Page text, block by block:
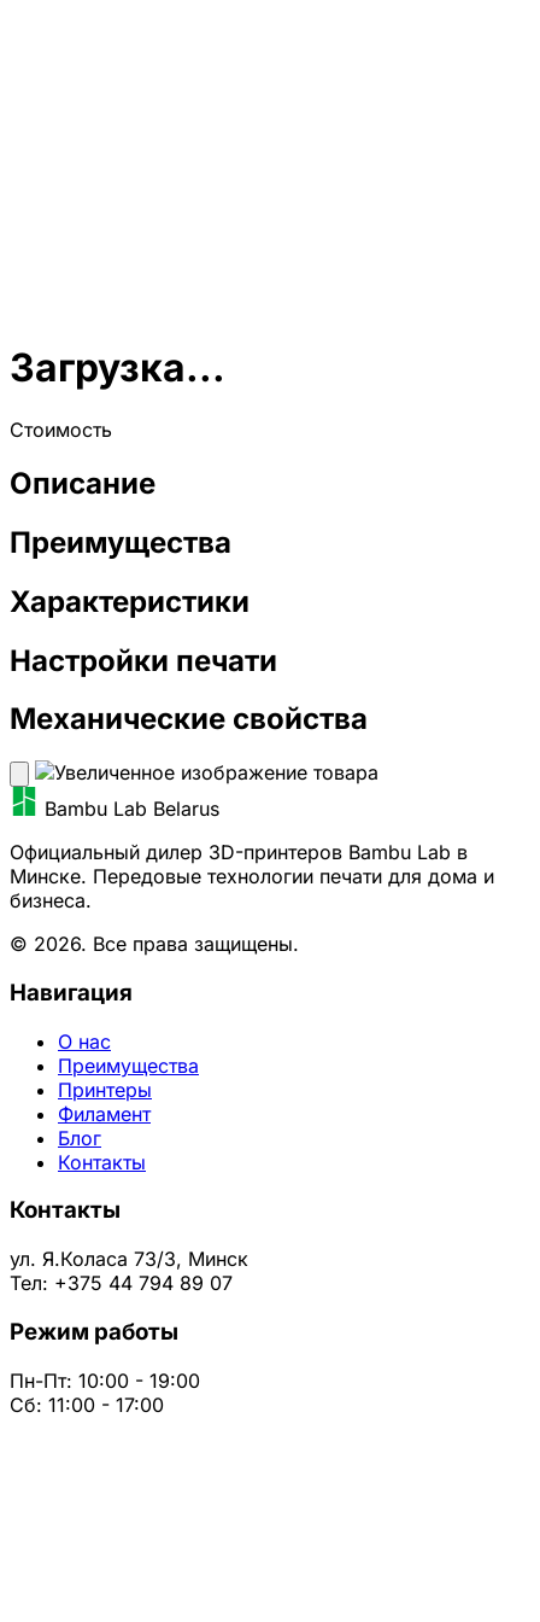
Загрузка...
Стоимость
Описание
Преимущества
Характеристики
Настройки печати
Механические свойства
Bambu Lab Belarus
Официальный дилер 3D-принтеров Bambu Lab в
Минске. Передовые технологии печати для дома и
бизнеса.
© 2026. Все права защищены.
Навигация
О нас
Преимущества
Принтеры
Филамент
Блог
Контакты
Контакты
ул. Я.Коласа 73/3, Минск
Тел: +375 44 794 89 07
Режим работы
Пн-Пт: 10:00 - 19:00
Сб: 11:00 - 17:00